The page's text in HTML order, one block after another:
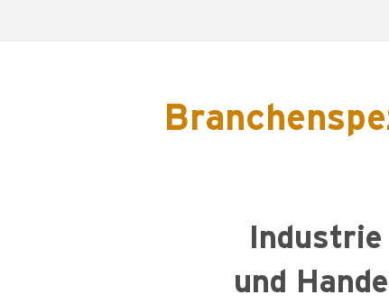
Industrie
und